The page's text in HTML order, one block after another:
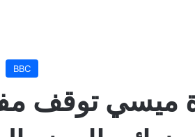
BBC
ميسي توقف